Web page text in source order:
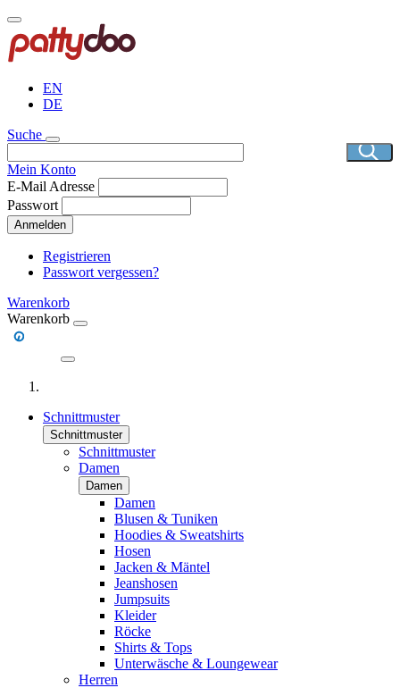
Direkt
zum
Inhalt
EN
DE
Suche
Mein Konto
E-Mail Adresse
Passwort
Anmelden
Registrieren
Passwort vergessen?
Warenkorb
Warenkorb
Schnittmuster
Schnittmuster
Schnittmuster
Damen
Damen
Damen
Blusen & Tuniken
Hoodies & Sweatshirts
Hosen
Jacken & Mäntel
Jeanshosen
Jumpsuits
Kleider
Röcke
Shirts & Tops
Unterwäsche & Loungewear
Herren